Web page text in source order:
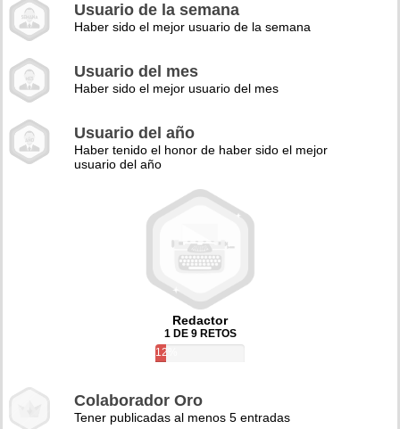
Usuario de la semana
Haber sido el mejor usuario de la semana
Usuario del mes
Haber sido el mejor usuario del mes
Usuario del año
Haber tenido el honor de haber sido el mejor
usuario del año
Redactor
1 DE 9 RETOS
12%
Colaborador Oro
Tener publicadas al menos 5 entradas